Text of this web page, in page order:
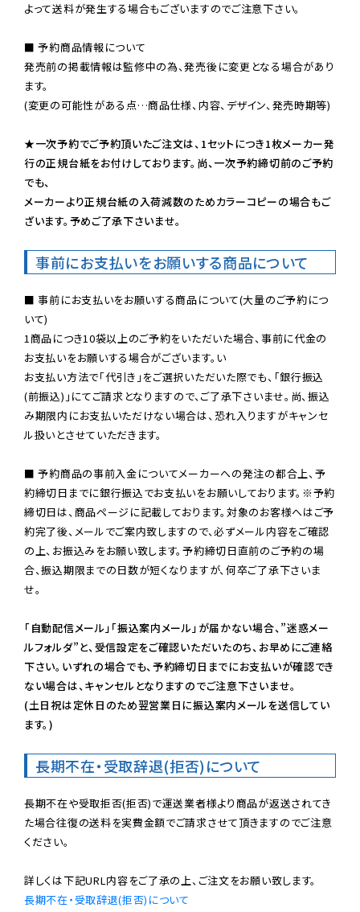
よって送料が発生する場合もございますのでご注意下さい。
■ 予約商品情報について
発売前の掲載情報は監修中の為、発売後に変更となる場合があり
ます。
(変更の可能性がある点…商品仕様、内容、デザイン、発売時期等)
★一次予約でご予約頂いたご注文は、1セットにつき1枚メーカー発
行の正規台紙をお付けしております。尚、一次予約締切前のご予約
でも、
メーカーより正規台紙の入荷減数のためカラーコピーの場合もご
ざいます。予めご了承下さいませ。
事前にお支払いをお願いする商品について
■ 事前にお支払いをお願いする商品について(大量のご予約につ
いて)
1商品につき10袋以上のご予約をいただいた場合、事前に代金の
お支払いをお願いする場合がございます。い
お支払い方法で「代引き」をご選択いただいた際でも、「銀行振込
(前振込)」にてご請求となりますので、ご了承下さいませ。尚、振込
み期限内にお支払いただけない場合は、恐れ入りますがキャンセ
ル扱いとさせていただきます。
■ 予約商品の事前入金についてメーカーへの発注の都合上、予
約締切日までに銀行振込でお支払いをお願いしております。※予約
締切日は、商品ページに記載しております。対象のお客様へはご予
約完了後、メールでご案内致しますので、必ずメール内容をご確認
の上、お振込みをお願い致します。予約締切日直前のご予約の場
合、振込期限までの日数が短くなりますが、何卒ご了承下さいま
せ。
「自動配信メール」「振込案内メール」が届かない場合、”迷惑メー
ルフォルダ”と、受信設定をご確認いただいたのち、お早めにご連絡
下さい。いずれの場合でも、予約締切日までにお支払いが確認でき
ない場合は、キャンセルとなりますのでご注意下さいませ。
(土日祝は定休日のため翌営業日に振込案内メールを送信してい
ます。)
長期不在・受取辞退(拒否)について
長期不在や受取拒否(拒否)で運送業者様より商品が返送されてき
た場合往復の送料を実費金額でご請求させて頂きますのでご注意
ください。
長期不在・受取辞退(拒否)について